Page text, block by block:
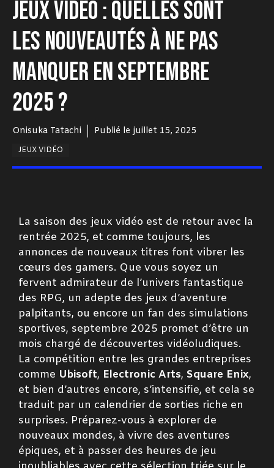
JEUX VIDÉO : QUELLES SONT
LES NOUVEAUTÉS À NE PAS
MANQUER EN SEPTEMBRE
2025 ?
Onisuka Tatachi Publié le juillet 15, 2025
JEUX VIDÉO
La saison des jeux vidéo est de retour avec la
rentrée 2025, et comme toujours, les
annonces de nouveaux titres font vibrer les
cœurs des gamers. Que vous soyez un
fervent admirateur de l’univers fantastique
des RPG, un adepte des jeux d’aventure
palpitants, ou encore un fan des simulations
sportives, septembre 2025 promet d’être un
mois chargé de découvertes vidéoludiques.
La compétition entre les grandes entreprises
comme Ubisoft, Electronic Arts, Square Enix,
et bien d’autres encore, s’intensifie, et cela se
traduit par un calendrier de sorties riche en
surprises. Préparez-vous à explorer de
nouveaux mondes, à vivre des aventures
épiques, et à passer des heures de jeu